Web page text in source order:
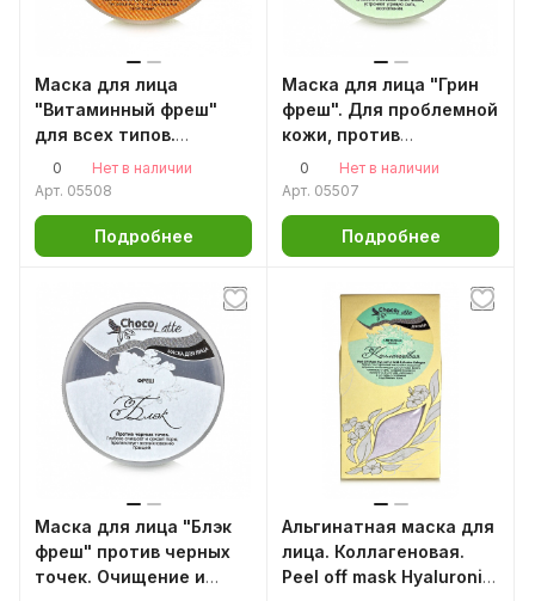
Маска для лица
"Витаминный фреш"
для всех типов.
Здоровый цвет лица, 60
г Аромаджик
0
Нет в наличии
Арт. 05508
Подробнее
Маска для лица "Грин
фреш". Для проблемной
кожи, против
воспалений 60 г
Аромаджик
0
Нет в наличии
Арт. 05507
Подробнее
Маска для лица "Блэк
фреш" против черных
точек. Очищение и
Альгинатная маска для
лица. Коллагеновая.
Peel off mask Hyaluronic